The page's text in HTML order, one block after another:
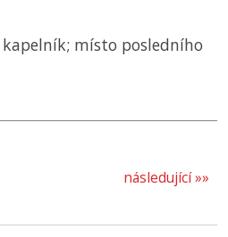
místo posledního
následující »»